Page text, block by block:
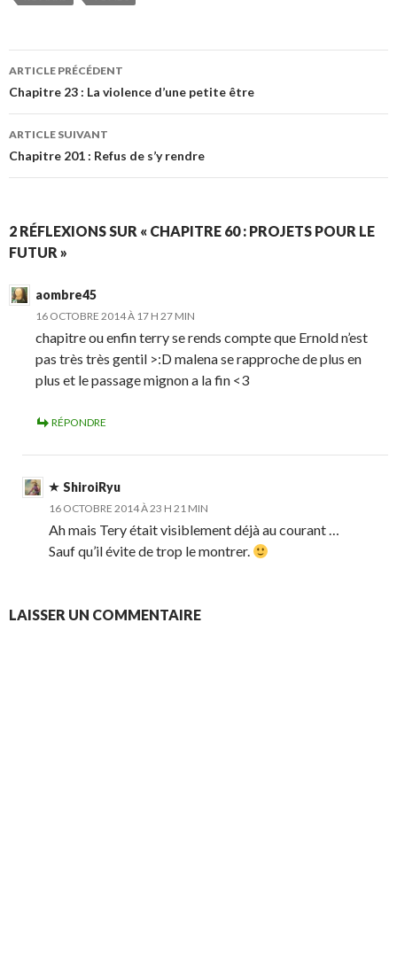
Navigation
des
articles
ARTICLE PRÉCÉDENT
Chapitre 23 : La violence d’une petite être
ARTICLE SUIVANT
Chapitre 201 : Refus de s’y rendre
2 RÉFLEXIONS SUR « CHAPITRE 60 : PROJETS POUR LE
FUTUR »
aombre45
16 OCTOBRE 2014 À 17 H 27 MIN
chapitre ou enfin terry se rends compte que Ernold n’est
pas très très gentil >:D malena se rapproche de plus en
plus et le passage mignon a la fin <3
RÉPONDRE
ShiroiRyu
16 OCTOBRE 2014 À 23 H 21 MIN
Ah mais Tery était visiblement déjà au courant …
Sauf qu’il évite de trop le montrer.
LAISSER UN COMMENTAIRE